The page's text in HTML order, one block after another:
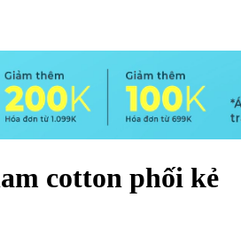
cotton phối kẻ